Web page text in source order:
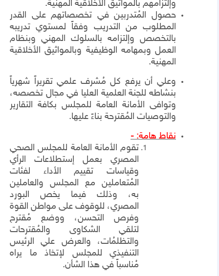
وإلتزامهم بالمواثيق الأخلاقية المهنية.
حصول المُتدربين في تخصصاتهم على القدر
المطلوب من التدريب وفقاً لمستوي تدريبه
بالتخصص وإلتزامه بالسلوك المهني وبنظام
العمل وبمهامه الوظيفية وبالمواثيق الأخلاقية
المهنية.
وعلي أن يرفع كل مُشرف علمي تقريراً شهرياً
بنشاطه للجنة العلمية العليا في مجال تخصصه،
وتوافى الأمانة العامة للمجلس بكافة التقارير
والتوصيات المُقترحة بناءً عليها.
نقاط هامة: -
تقوم الأمانة العامة للمجلس الصحي
المصري بعمل إستطلاعات الرأي
وقياسات تقييم الأداء لفئات
المُتعاملين مع المجلس والعاملين
به، وذلك فيما يخص البورد
المصري، للوقوف على مواطن القوة
وفرص التحسن، ووضع مُقترح
لتلقي الشكاوى والمُقترحات
والتظلمُات، والعرض علي الرئيس
التنفيذي للمجلس لإتخاذ ما يراه
مُناسباً في هذا الشأن.